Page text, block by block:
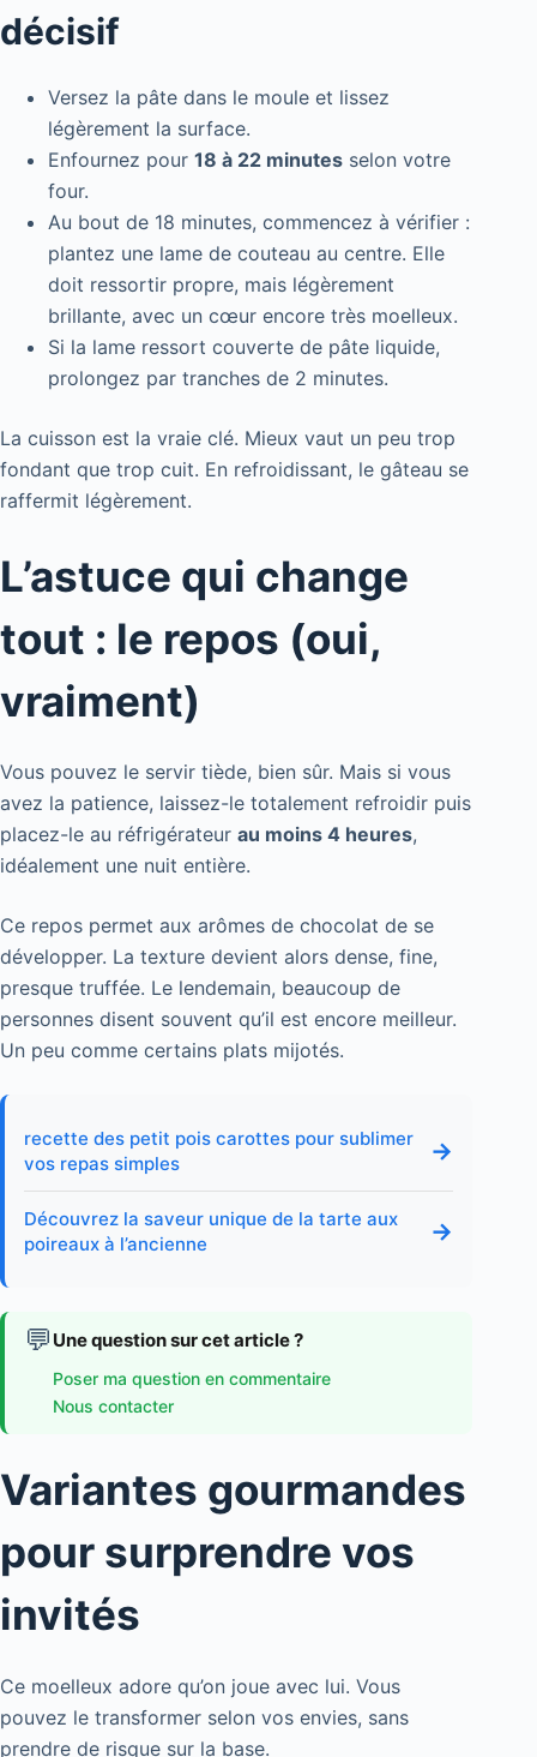
décisif
Versez la pâte dans le moule et lissez
légèrement la surface.
Enfournez pour 18 à 22 minutes selon votre
four.
Au bout de 18 minutes, commencez à vérifier :
plantez une lame de couteau au centre. Elle
doit ressortir propre, mais légèrement
brillante, avec un cœur encore très moelleux.
Si la lame ressort couverte de pâte liquide,
prolongez par tranches de 2 minutes.
La cuisson est la vraie clé. Mieux vaut un peu trop
fondant que trop cuit. En refroidissant, le gâteau se
raffermit légèrement.
L’astuce qui change
tout : le repos (oui,
vraiment)
Vous pouvez le servir tiède, bien sûr. Mais si vous
avez la patience, laissez-le totalement refroidir puis
placez-le au réfrigérateur au moins 4 heures,
idéalement une nuit entière.
Ce repos permet aux arômes de chocolat de se
développer. La texture devient alors dense, fine,
presque truffée. Le lendemain, beaucoup de
personnes disent souvent qu’il est encore meilleur.
Un peu comme certains plats mijotés.
recette des petit pois carottes pour sublimer
vos repas simples
→
Découvrez la saveur unique de la tarte aux
poireaux à l’ancienne
→
💬 Une question sur cet article ?
Poser ma question en commentaire
Nous contacter
Variantes gourmandes
pour surprendre vos
invités
Ce moelleux adore qu’on joue avec lui. Vous
pouvez le transformer selon vos envies, sans
prendre de risque sur la base.